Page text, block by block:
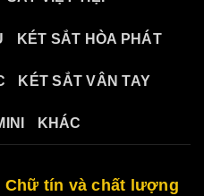
KÉT SẮT HÒA PHÁT
KÉT SẮT VÂN TAY
KHÁC
Chữ tín và chất lượng